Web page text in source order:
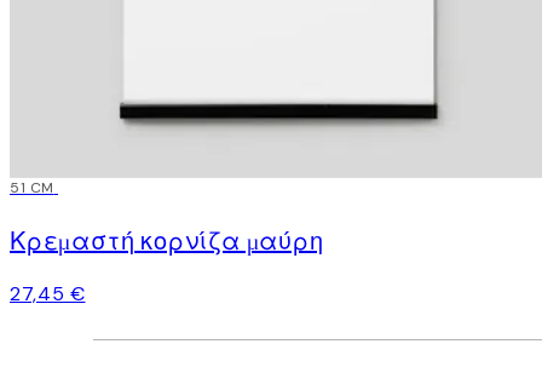
51 CM
Κρεμαστή κορνίζα μαύρη
27,45 €